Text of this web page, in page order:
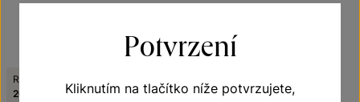
Ročník:
2010
Frizzante
Zrušit filtry
Potvrzení
Kliknutím na tlačítko níže potvrzujete,